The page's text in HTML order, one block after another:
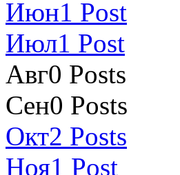
Июн1 Post
Июл1 Post
Авг0 Posts
Сен0 Posts
Окт2 Posts
Ноя1 Post